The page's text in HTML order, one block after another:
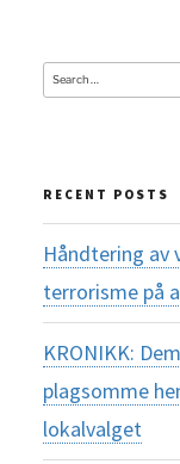
Search
RECENT POSTS
Håndtering av
terrorisme på
KRONIKK:
plagsomme
lokalvalget